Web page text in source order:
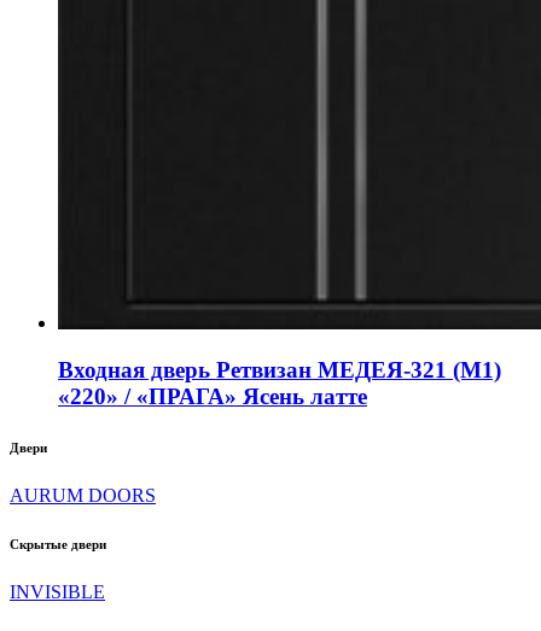
Входная дверь Ретвизан МЕДЕЯ-321 (М1)
«220» / «ПРАГА» Ясень латте
Двери
AURUM DOORS
Скрытые двери
INVISIBLE